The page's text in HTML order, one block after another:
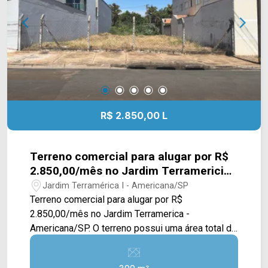
sobre o imóvel ou para agendar uma visita, entre
em contato conosco: Telefone e Whatsapp Arbix:
(19) 3475-4546
R$ 2.850,00 L
Terreno comercial para alugar por R$
2.850,00/mês no Jardim Terramericia -
Americana/SP.
Jardim Terramérica I - Americana/SP
Terreno comercial para alugar por R$
2.850,00/mês no Jardim Terramerica -
Americana/SP. O terreno possui uma área total de
300,00m², terreno plaino. Localizado próximo a
Avenida Gioconda Cibin e Avenida de Cillo com